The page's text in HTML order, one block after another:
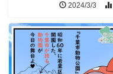
2024/3/3